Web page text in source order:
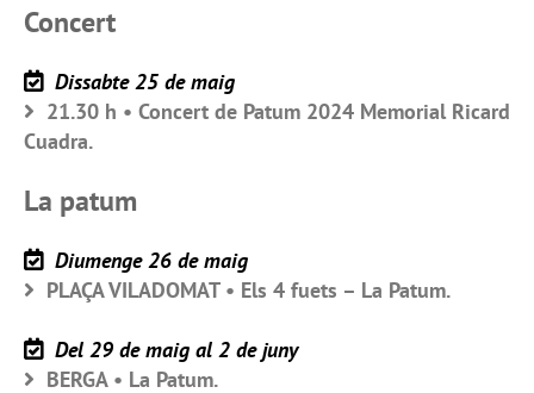
Concert
Dissabte 25 de maig
21.30 h • Concert de Patum 2024 Memorial Ricard
Cuadra.
La patum
Diumenge 26 de maig
PLAÇA VILADOMAT • Els 4 fuets – La Patum.
Del 29 de maig al 2 de juny
BERGA • La Patum.